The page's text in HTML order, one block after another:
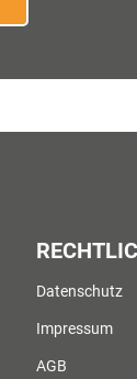
Datenschutz
Impressum
AGB